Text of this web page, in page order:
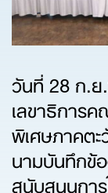
วันที่ 28 ก.
เลขาธิการ
พิเศษภาคต
นามบันทึกข้
สนับสนุนกา